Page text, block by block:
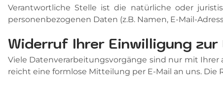
Verantwortliche Stelle ist die natürliche oder
personenbezogenen Daten (z.B. Namen, E-Mail-
Widerruf Ihrer Einwilligung
Viele Datenverarbeitungsvorgänge sind nur mit
reicht eine formlose Mitteilung per E-Mail an uns.